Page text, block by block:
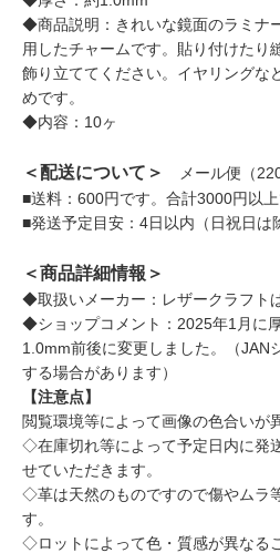
◆商品説明：きれいな鏡面のラミナ
用したチャームです。貼り付けたり
飾り立ててください。イヤリングな
めです。
◆内容：10ヶ
＜配送について＞
メール便（
■送料：600円です。合計3000円以上
■発送予定目安：4日以内（日祝日は
＜商品詳細情報＞
◆取扱いメーカー：レザークラフト
◆ショップコメント：2025年1月に
1.0mm前後に変更しました。（JAN
する場合があります）
【注意点】
閲覧環境等によって画像の色合いが
◇在庫切れ等によって予定日内に発
せていただきます。
◇革は天然のものですので傷やムラ
す。
◇ロットによって色・質感が異なる